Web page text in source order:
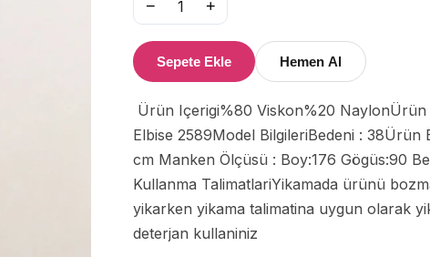
− 1 +
Sepete Ekle Hemen Al
Elbise 2589Model BilgileriBedeni :
cm Manken Ölçüsü : Boy:176 Gögüs:90
Kullanma TalimatlariYikamada ürünü
yikarken yikama talimatina uygun olarak
deterjan kullaniniz